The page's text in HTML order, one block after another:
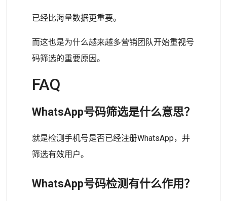
已经比海量数据更重要。
而这也是为什么越来越多营销团队开始重视号
码筛选的重要原因。
FAQ
WhatsApp号码筛选是什么意思？
就是检测手机号是否已经注册WhatsApp，并
筛选有效用户。
WhatsApp号码检测有什么作用？